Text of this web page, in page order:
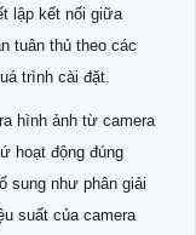
lập kết nối giữa
tuân thủ theo các
trình cài đặt.
hình ảnh từ camera
hoạt động đúng
sung như phân giải
suất của camera